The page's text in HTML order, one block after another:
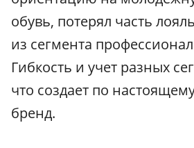
обувь, потерял часть
из сегмента
Гибкость и учет разных
что создает по
бренд.